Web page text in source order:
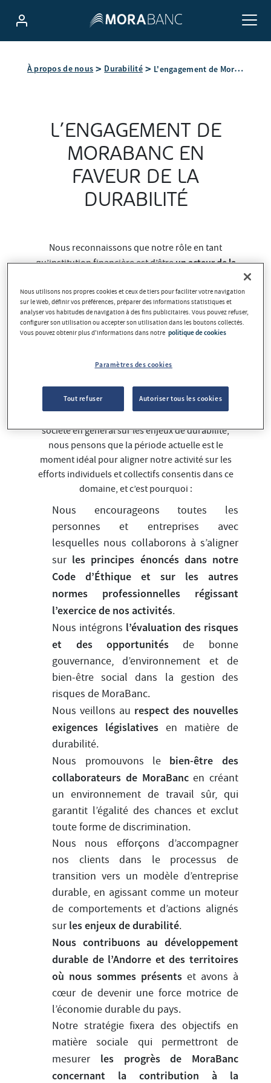
À propos de nous Durabilité L'engagement de MoraBanc en faveur de la durabilité
L’ENGAGEMENT DE
MORABANC EN
FAVEUR DE LA
DURABILITÉ
Nous reconnaissons que notre rôle en tant
qu’institution financière est d’êtreun acteur de la
gestion durable et positive de l’environnement,
de la planète et des personnes.Nous sommes
conscients que la réalisation de cet objectif
nécessite un engagement total et durable de
tissu économique et social des territoires.
Cependant, au vu des priorités des
gouvernements, des organismes de
société en général sur les enjeux de durabilité,
nous pensons que la période actuelle est le
moment idéal pour aligner notre activité sur les
efforts individuels et collectifs consentis dans ce
domaine, et c’est pourquoi :
Nous encourageons toutes les
personnes et entreprises avec
lesquelles nous collaborons à s’aligner
sur les principes énoncés dans notre
Code d’Éthique et sur les autres
normes professionnelles régissant
l’exercice de nos activités.
Nous intégrons l’évaluation des risques
et des opportunités de bonne
gouvernance, d’environnement et de
bien-être social dans la gestion des
risques de MoraBanc.
Nous veillons au respect des nouvelles
exigences législatives en matière de
durabilité.
Nous promouvons le bien-être des
collaborateurs de MoraBancen créant
un environnement de travail sûr, qui
garantit l’égalité des chances et exclut
toute forme de discrimination.
Nous nous efforçons d’accompagner
nos clients dans le processus de
transition vers un modèle d’entreprise
durable, en agissant comme un moteur
de comportements et d’actions alignés
surles enjeux de durabilité.
Nous contribuons au développement
durable de l’Andorre et des territoires
où nous sommes présents et avons à
cœur de devenir une force motrice de
l’économie durable du pays.
Notre stratégie fixera des objectifs en
matière sociale qui permettront de
mesurer les progrès de MoraBanc
concernant la contribution à la
Nous utilisons nos propres cookies et ceux de tiers pour faciliter votre navigation
sur le Web, définir vos préférences, préparer des informations statistiques et
analyser vos habitudes de navigation à des fins publicitaires. Vous pouvez refuser,
configurer son utilisation ou accepter son utilisation dans les boutons collectés.
Vous pouvez obtenir plus d'informations dans notre politique de cookies
Paramètres des cookies
Tout refuser Autoriser tous les cookies